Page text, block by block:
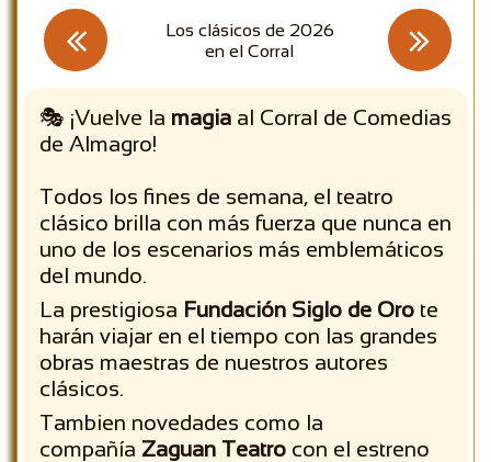

Los clásicos de 2026
en el Corral

🎭 ¡Vuelve la magia al Corral de Comedias
de Almagro!
Todos los fines de semana, el teatro
clásico brilla con más fuerza que nunca en
uno de los escenarios más emblemáticos
del mundo.
La prestigiosa Fundación Siglo de Oro te
harán viajar en el tiempo con las grandes
obras maestras de nuestros autores
clásicos.
Tambien novedades como la
compañía Zaguan Teatro con el estreno